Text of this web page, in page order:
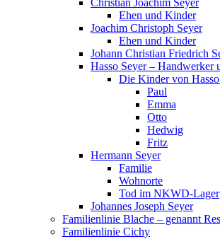
Christian Joachim Seyer
Ehen und Kinder
Joachim Christoph Seyer
Ehen und Kinder
Johann Christian Friedrich
Hasso Seyer – Handwerker
Die Kinder von
Paul
Emma
Otto
Hedwig
Fritz
Hermann Seyer
Familie
Wohnorte
Tod im NKWD-Lager
Johannes Joseph Seyer
Familienlinie Blache – genannt
Familienlinie Cichy